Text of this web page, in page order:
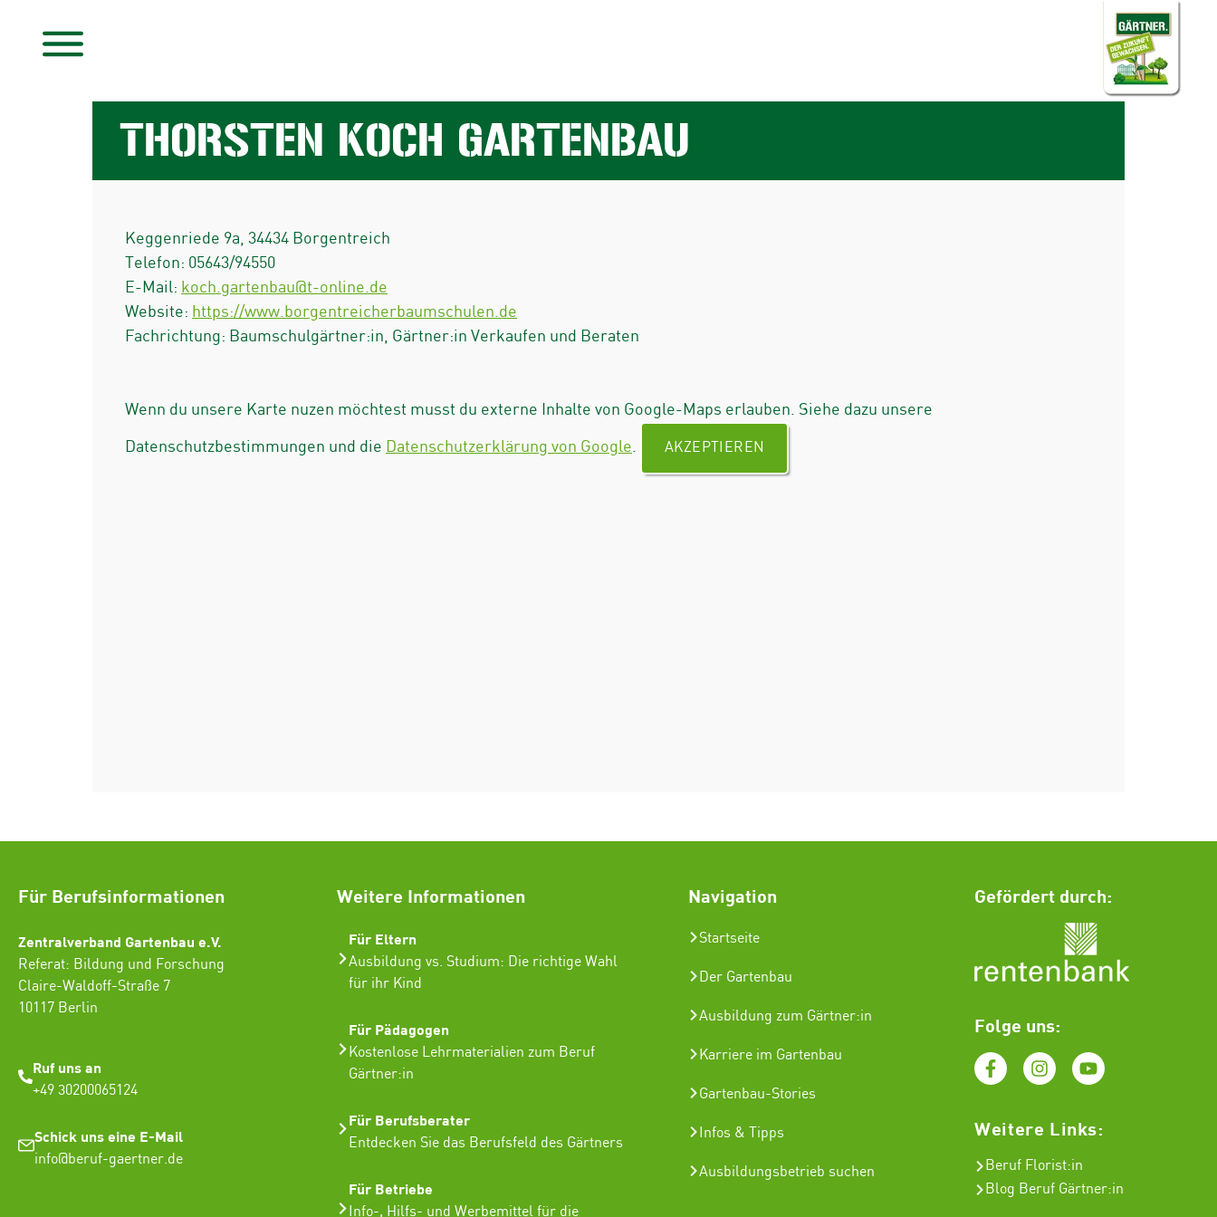
THORSTEN KOCH GARTENBAU
Keggenriede 9a 34434 Borgentreich
Telefon: 05643/94550
E-Mail: koch.gartenbau@t-online.de
Website: https://www.borgentreicherbaumschulen.de
Fachrichtung: Baumschulgärtner:in, Gärtner:in Verkaufen und Beraten
Wenn du unsere Karte nuzen möchtest musst du externe Inhalte von Google-Maps erlauben. Siehe dazu unsere
Datenschutzbestimmungen und die Datenschutzerklärung von Google AKZEPTIEREN
Für Berufsinformationen
Zentralverband Gartenbau e.V.
Referat: Bildung und Forschung
Claire-Waldoff-Straße 7
10117 Berlin
Ruf uns an
+49 30200065124
Schick uns eine E-Mail
info@beruf-gaertner.de
Weitere Informationen
Für Eltern
Ausbildung vs. Studium: Die richtige Wahl
für ihr Kind
Für Pädagogen
Kostenlose Lehrmaterialien zum Beruf
Gärtner:in
Für Berufsberater
Entdecken Sie das Berufsfeld des Gärtners
Für Betriebe
Info-, Hilfs- und Werbemittel für die
Navigation
Startseite
Der Gartenbau
Ausbildung zum Gärtner:in
Karriere im Gartenbau
Gartenbau-Stories
Infos & Tipps
Ausbildungsbetrieb suchen
Gefördert durch:
Folge uns:
Weitere Links:
Beruf Florist:in
Blog Beruf Gärtner:in